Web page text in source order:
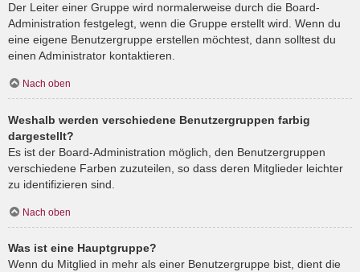
Der Leiter einer Gruppe wird normalerweise durch die Board-
Administration festgelegt, wenn die Gruppe erstellt wird. Wenn du
eine eigene Benutzergruppe erstellen möchtest, dann solltest du
einen Administrator kontaktieren.
Nach oben
Weshalb werden verschiedene Benutzergruppen farbig
dargestellt?
Es ist der Board-Administration möglich, den Benutzergruppen
verschiedene Farben zuzuteilen, so dass deren Mitglieder leichter
zu identifizieren sind.
Nach oben
Was ist eine Hauptgruppe?
Wenn du Mitglied in mehr als einer Benutzergruppe bist, dient die